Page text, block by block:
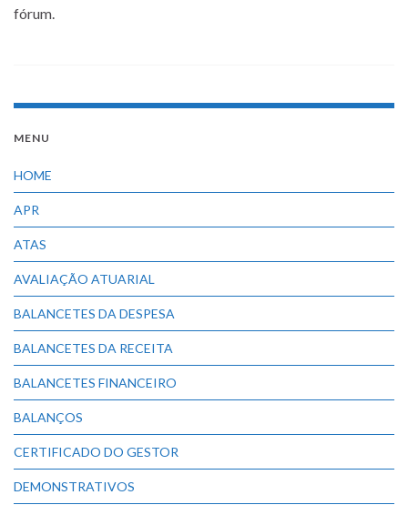
fórum.
MENU
HOME
APR
ATAS
AVALIAÇÃO ATUARIAL
BALANCETES DA DESPESA
BALANCETES DA RECEITA
BALANCETES FINANCEIRO
BALANÇOS
CERTIFICADO DO GESTOR
DEMONSTRATIVOS